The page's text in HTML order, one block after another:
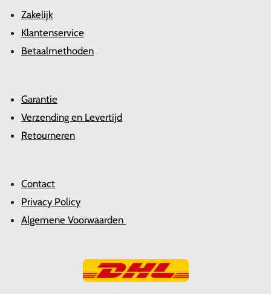
Zakelijk
Klantenservice
Betaalmethoden
Garantie
Verzending en Levertijd
Retourneren
Contact
Privacy Policy
Algemene Voorwaarden